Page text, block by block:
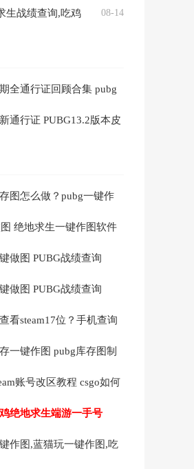
08-14
生战绩查询,吃鸡
全通行证回顾合集 pubg
通行证 PUBG13.2版本皮
图怎么做？pubg一键作
么做库存图
绝地求生一键作图软件
做图 PUBG战绩查询
做图 PUBG战绩查询
看steam17位？手机查询
一键作图 pubg库存图制
账号改区教程 csgo如何
绝地求生端游一手号
作图,蓝猫玩一键作图,吃